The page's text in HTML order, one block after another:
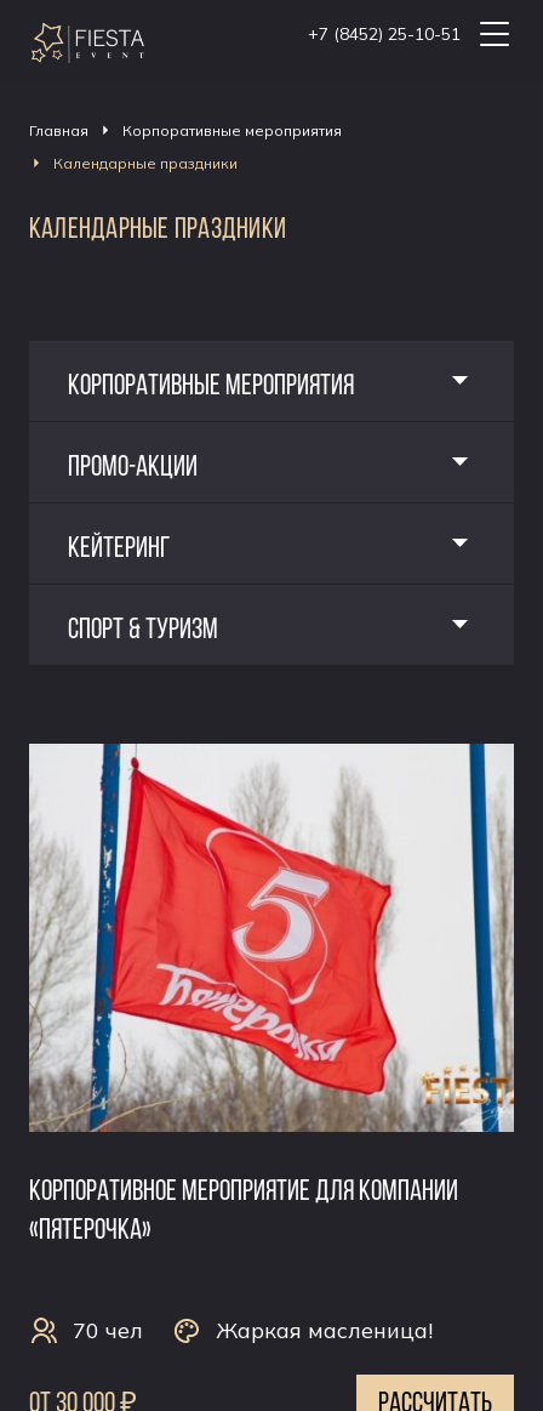
+7 (8452) 25-10-51
Главная
Корпоративные мероприятия
Календарные праздники
КАЛЕНДАРНЫЕ ПРАЗДНИКИ
Корпоративное мероприятие для компании
«Пятерочка»
70 чел Жаркая масленица!
0т 30 000 ₽ рассчитать
КОРПОРАТИВНЫЕ МЕРОПРИЯТИЯ
ПРОМО-АКЦИИ
КЕЙТЕРИНГ
СПОРТ & ТУРИЗМ